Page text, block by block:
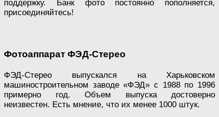
поддержку. Банк фото постоянно пополняется,
присоединяйтесь!
Фотоаппарат ФЭД-Стерео
ФЭД-Стерео выпускался на Харьковском
машиностроительном заводе «ФЭД» с 1988 по 1996
примерно год. Объем выпуска достоверно
неизвестен. Есть мнение, что их менее 1000 штук.